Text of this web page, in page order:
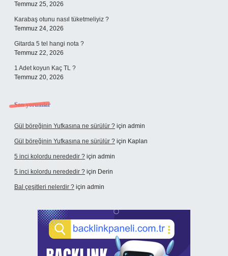
Temmuz 25, 2026
Karabaş otunu nasıl tüketmeliyiz ?
Temmuz 24, 2026
Gitarda 5 tel hangi nota ?
Temmuz 22, 2026
1 Adet koyun Kaç TL ?
Temmuz 20, 2026
Son yorumlar
Gül böreğinin Yufkasına ne sürülür ? için admin
Gül böreğinin Yufkasına ne sürülür ? için Kaplan
5 inci kolordu nerededir ? için admin
5 inci kolordu nerededir ? için Derin
Bal çeşitleri nelerdir ? için admin